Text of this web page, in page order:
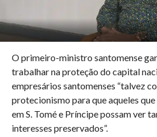
O primeiro-ministro santomense
trabalhar na proteção do capital
empresários santomenses “talvez
protecionismo para que aqueles
em S. Tomé e Príncipe possam ver
interesses preservados”.